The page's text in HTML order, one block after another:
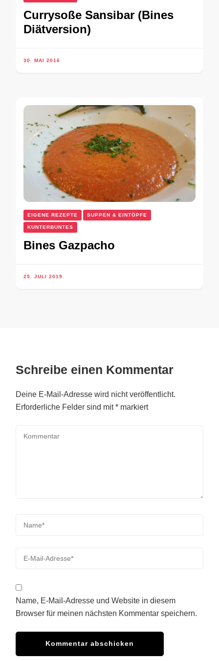
Currysoße Sansibar (Bines
Diätversion)
30. MAI 2016
EIGENE REZEPTE SUPPEN & EINTÖPFE
KUNTERBUNTES
Bines Gazpacho
25. JULI 2019
Schreibe einen Kommentar
Deine E-Mail-Adresse wird nicht veröffentlicht.
Erforderliche Felder sind mit* markiert
Name, E-Mail-Adresse und Website in diesem
Browser für meinen nächsten Kommentar speichern.